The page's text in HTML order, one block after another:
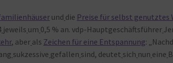
und die Preise für selbst genutztes
jeweils um 0,5 % an. vdp-Hauptgeschäftsführer
, aber als Zeichen für eine Entspannung:
sukzessive gefallen sind, deutet sich nun eine